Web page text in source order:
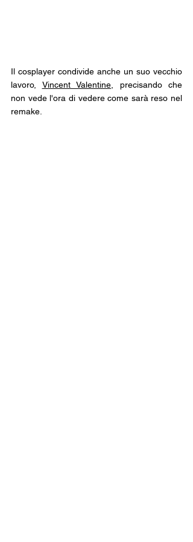
Il cosplayer condivide anche un suo vecchio
lavoro, Vincent Valentine , precisando che
non vede l'ora di vedere come sarà reso nel
remake.